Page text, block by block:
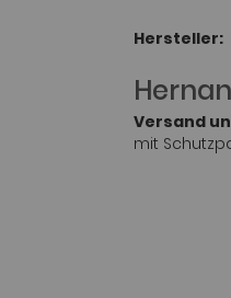
Hersteller:
Versand
mit